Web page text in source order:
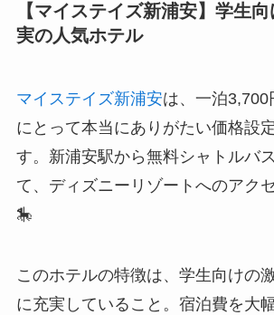
【マイステイズ新浦安】学生
実の人気ホテル
マイステイズ新浦安は、一泊3,700
にとって本当にありがたい価格設
す。新浦安駅から無料シャトルバ
て、ディズニーリゾートへのアク
🎠
このホテルの特徴は、学生向けの
に充実していること。宿泊費を大